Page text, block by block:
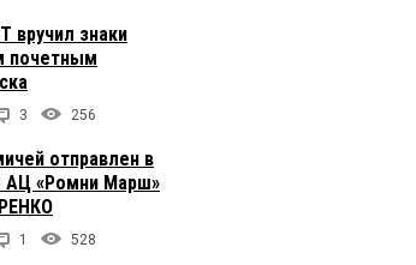
вручил знаки
почетным
3 256
отправлен в
АЦ «Ромни Марш»
1 528